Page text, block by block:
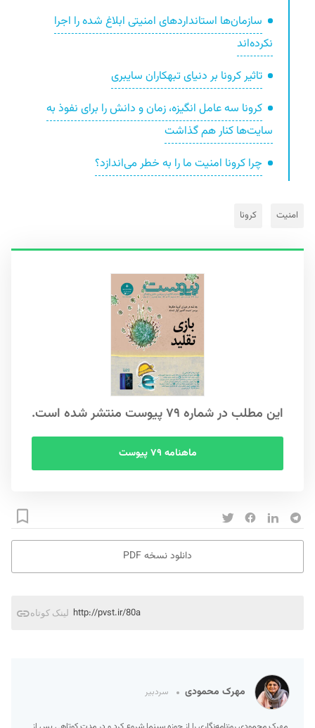
سازمان‌ها استانداردهای امنیتی ابلاغ ‌شده را اجرا
نکرده‌اند
تاثیر کرونا بر دنیای تبهکاران سایبری
کرونا سه عامل انگیزه، زمان و دانش را برای نفوذ به
سایت‌ها کنار هم گذاشت
چرا کرونا امنیت ما را به خطر می‌اندازد؟
امنیت کرونا
این مطلب در شماره ۷۹ پیوست منتشر شده است.
ماهنامه ۷۹ پیوست
دانلود نسخه PDF
لینک کوتاه http://pvst.ir/80a
مهرک محمودی سردبیر